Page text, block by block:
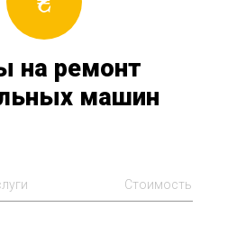
на ремонт
машин
Стоимость